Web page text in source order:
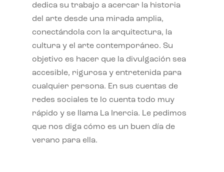
dedica su trabajo a acercar la historia
del arte desde una mirada amplia,
conectándola con la arquitectura, la
cultura y el arte contemporáneo. Su
objetivo es hacer que la divulgación sea
accesible, rigurosa y entretenida para
cualquier persona. En sus cuentas de
redes sociales te lo cuenta todo muy
rápido y se llama La Inercia. Le pedimos
que nos diga cómo es un buen día de
verano para ella.